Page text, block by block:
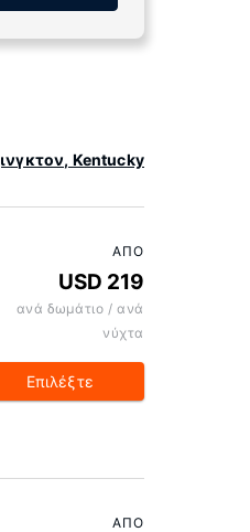
Kentucky
ΑΠΌ
USD 219
ανά δωμάτιο / ανά
νύχτα
Επιλέξτε
ΑΠΌ